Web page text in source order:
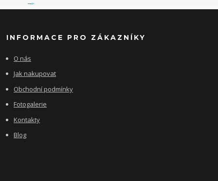
INFORMACE PRO ZÁKAZNÍKY
O nás
Jak nakupovat
Obchodní podmínky
Fotogalerie
Kontakty
Blog